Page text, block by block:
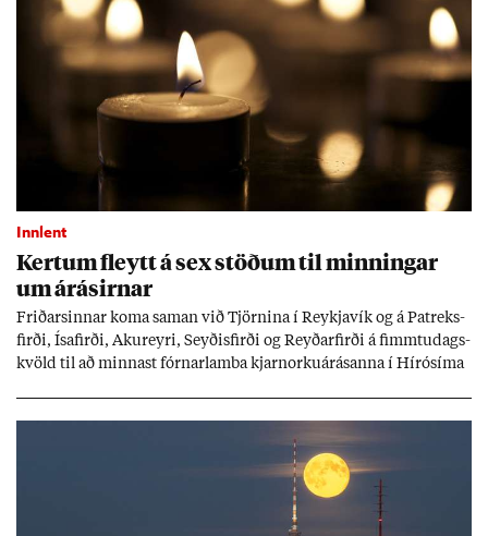
Innlent
Kert­um fleytt á sex stöð­um til minn­ing­ar
um árás­irn­ar
Frið­arsinn­ar koma sam­an við Tjörn­ina í Reykja­vík og á Pat­reks­
firði, Ísa­firði, Ak­ur­eyri, Seyð­is­firði og Reyð­ar­firði á fimmtu­dags­
kvöld til að minn­ast fórn­ar­lamba kjarn­orku­árás­anna í Hírósíma